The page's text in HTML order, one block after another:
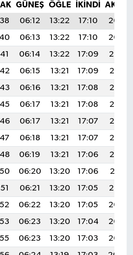
GÜNEŞ ÖĞLE İKINDI
06:12 13:22 17:10
20:22
06:13 13:22 17:10
20:20
06:14 13:22 17:09
20:19
06:15 13:21 17:09
20:18
06:16 13:21 17:08
20:17
06:17 13:21 17:08
20:16
06:17 13:21 17:07
20:15
06:18 13:21 17:07
20:13
06:19 13:21 17:06
20:12
06:20 13:20 17:06
20:11
06:21 13:20 17:05
20:10
06:22 13:20 17:05
20:08
06:23 13:20 17:04
20:07
06:23 13:20 17:03
20:06